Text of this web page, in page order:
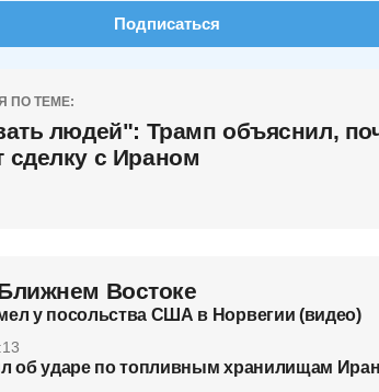
Подписаться
ПО ТЕМЕ:
людей": Трамп объяснил,
сделку с Ираном
Востоке
у посольства США в Норвегии (видео)
об ударе по топливным хранилищам